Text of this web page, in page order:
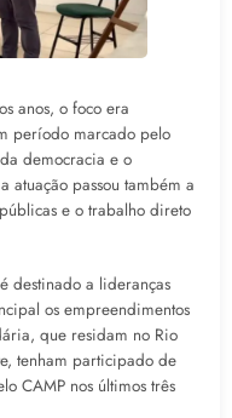
anos, o foco era
período marcado pelo
democracia e o
atuação passou também a
e o trabalho direto
destinado a lideranças
os empreendimentos
que residam no Rio
tenham participado de
CAMP nos últimos três